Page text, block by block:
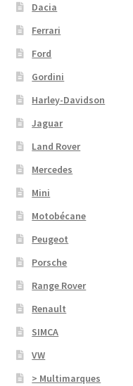
Dacia
Ferrari
Ford
Gordini
Harley-Davidson
Jaguar
Land Rover
Mercedes
Mini
Motobécane
Peugeot
Porsche
Range Rover
Renault
SIMCA
VW
> Multimarques